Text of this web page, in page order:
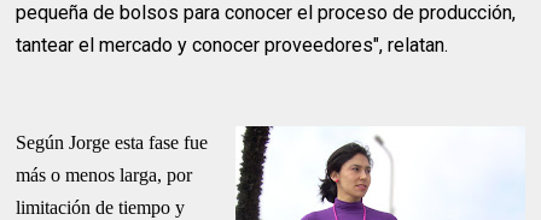
pequeña de bolsos para conocer el proceso de producción,
tantear el mercado y conocer proveedores", relatan.
Según Jorge esta fase fue
más o menos larga, por
limitación de tiempo y